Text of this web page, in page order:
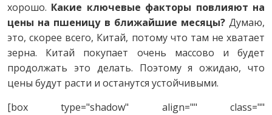
хорошо. Какие ключевые факторы повлияют на
цены на пшеницу в ближайшие месяцы?Думаю,
это, скорее всего, Китай, потому что там не хватает
зерна. Китай покупает очень массово и будет
продолжать это делать. Поэтому я ожидаю, что
цены будут расти и останутся устойчивыми.
[box type="shadow" align="" class=""